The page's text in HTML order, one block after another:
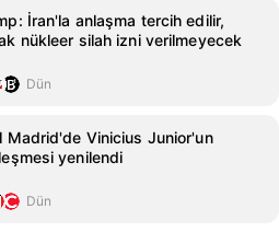
İran'la anlaşma tercih edilir,
nükleer silah izni verilmeyecek
Dün
Madrid'de Vinicius Junior'un
yenilendi
Dün